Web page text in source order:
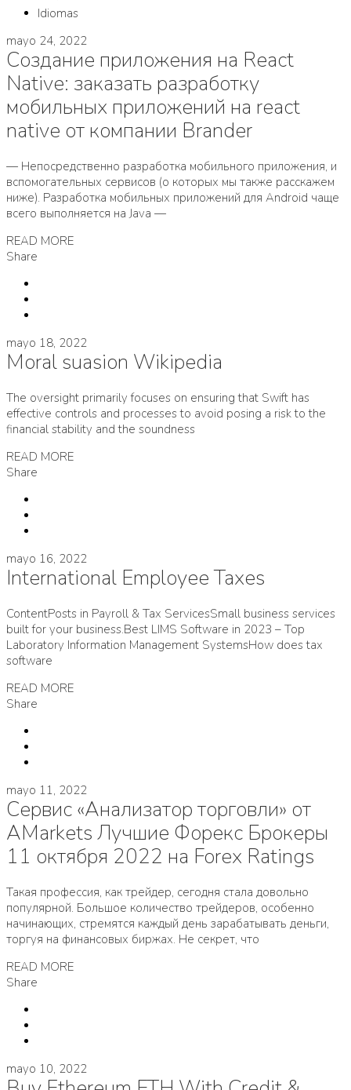
Idiomas
mayo 24, 2022
Создание приложения на React
Native: заказать разработку
мобильных приложений на react
native от компании Brander
— Непосредственно разработка мобильного приложения, и
вспомогательных сервисов (о которых мы также расскажем
ниже). Разработка мобильных приложений для Android чаще
всего выполняется на Java —
READ MORE
Share
mayo 18, 2022
Moral suasion Wikipedia
The oversight primarily focuses on ensuring that Swift has
effective controls and processes to avoid posing a risk to the
financial stability and the soundness
READ MORE
Share
mayo 16, 2022
International Employee Taxes
ContentPosts in Payroll & Tax ServicesSmall business services
built for your business.Best LIMS Software in 2023 – Top
Laboratory Information Management SystemsHow does tax
software
READ MORE
Share
mayo 11, 2022
Сервис «Анализатор торговли» от
AMarkets Лучшие Форекс Брокеры
11 октября 2022 на Forex Ratings
Такая профессия, как трейдер, сегодня стала довольно
популярной. Большое количество трейдеров, особенно
начинающих, стремятся каждый день зарабатывать деньги,
торгуя на финансовых биржах. Не секрет, что
READ MORE
Share
mayo 10, 2022